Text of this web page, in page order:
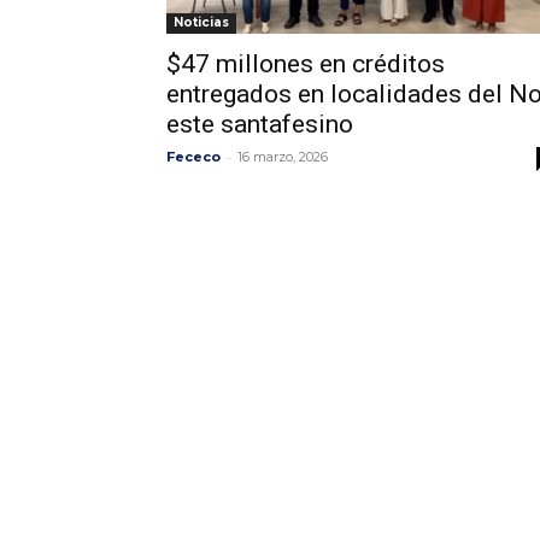
Noticias
$47 millones en créditos
entregados en localidades del
este santafesino
Fececo - 16 marzo, 2026